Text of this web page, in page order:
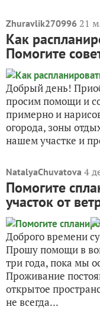
Zhuravlik270996 21
Как
Помогите
Добрый день!
просим помощи и
примерно и
огорода, зоны
нашем участке и
NatalyaChuvatova 4
Помогите
участок от
Доброго времени
Прошу помощи в
три года, пока мы
Проживание
открытое
не всегда...